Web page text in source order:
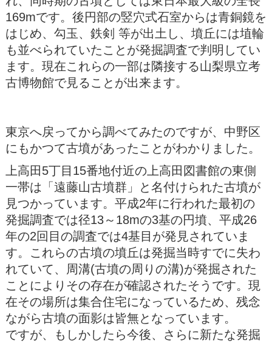
169mです。後円部の竪穴式石室からは青銅鏡を
はじめ、勾玉、鉄剣 等が出土し、墳丘には埴輪
も並べられていたことが発掘調査で判明してい
ます。現在これらの一部は隣接する山梨県立考
古博物館で見ることが出来ます。
東京へ戻ってから調べてみたのですが、中野区
にもかつて古墳があったことがわかりました。
上高田5丁目15番地付近の上高田図書館の東側
一帯は「遠藤山古墳群」と名付けられた古墳が
見つかっています。平成2年に行われた最初の
発掘調査では径13～18mの3基の円墳、平成26
年の2回目の調査では4基目が発見されていま
す。これらの古墳の墳丘は発掘当時すでに失わ
れていて、周溝(古墳の周りの溝)が発掘された
ことによりその存在が確認されたそうです。現
在その場所は集合住宅になっているため、残念
ながら古墳の面影は皆無となっています。
ですが、もしかしたら今後、さらに新たな発掘